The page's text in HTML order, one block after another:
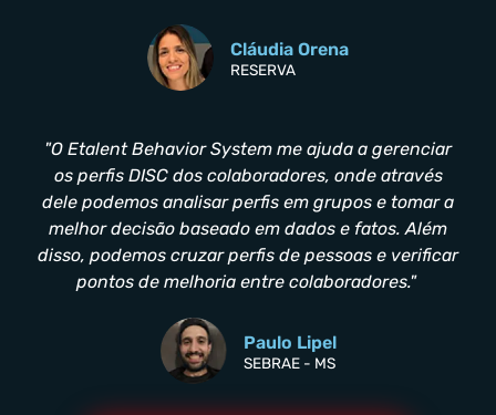
Cláudia Orena
RESERVA
"O Etalent Behavior System me ajuda a gerenciar
os perfis DISC dos colaboradores, onde através
dele podemos analisar perfis em grupos e tomar a
melhor decisão baseado em dados e fatos. Além
disso, podemos cruzar perfis de pessoas e verificar
pontos de melhoria entre colaboradores."
Paulo Lipel
SEBRAE - MS